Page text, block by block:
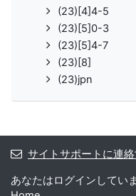
(23)[4]4-5
(23)[5]0-3
(23)[5]4-7
(23)[8]
(23)jpn
サイトサポートに連絡
あなたはログインしてい